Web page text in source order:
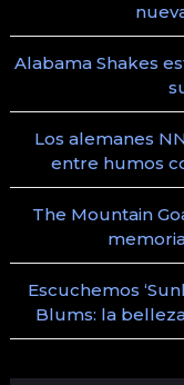
Alabama Shakes
Los alemanes
entre humos
The Mountain
Escuchemos
Blums: la